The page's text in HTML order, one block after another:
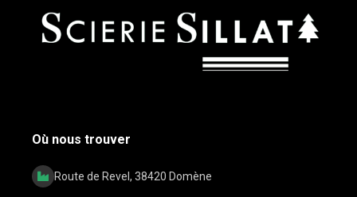
Où nous trouver
Route de Revel, 38420 Domène